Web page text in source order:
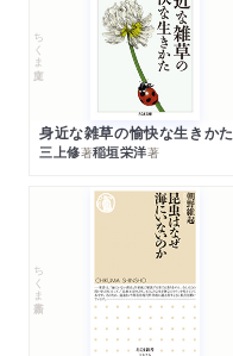
ちくま文庫
身近な雑草の愉快な生きかた
三上修著稲垣栄洋著
ちくま新書